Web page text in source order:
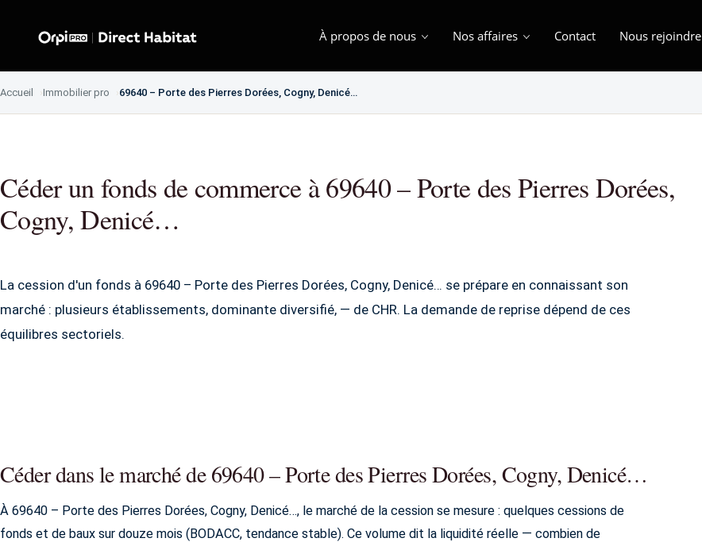
À propos de nous Nos affaires Contact Nous rejoindre
Accueil Immobilier pro 69640 – Porte des Pierres Dorées, Cogny, Denicé…
Céder un fonds de commerce à 69640 – Porte des Pierres Dorées,
Cogny, Denicé…
La cession d'un fonds à 69640 – Porte des Pierres Dorées, Cogny, Denicé… se prépare en connaissant son
marché : plusieurs établissements, dominante diversifié, — de CHR. La demande de reprise dépend de ces
équilibres sectoriels.
Céder dans le marché de 69640 – Porte des Pierres Dorées, Cogny, Denicé…
À 69640 – Porte des Pierres Dorées, Cogny, Denicé…, le marché de la cession se mesure : quelques cessions de
fonds et de baux sur douze mois (BODACC, tendance stable). Ce volume dit la liquidité réelle — combien de